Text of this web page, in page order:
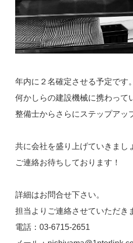
年内に２名確定させる予定です。
何かしらの建設機械に携わって
整備士からさらにステップアッ
共に会社を盛り上げていきまし
ご連絡お待ちしております！
詳細はお問合せ下さい。
担当よりご連絡させていただき
電話：03-6715-2651